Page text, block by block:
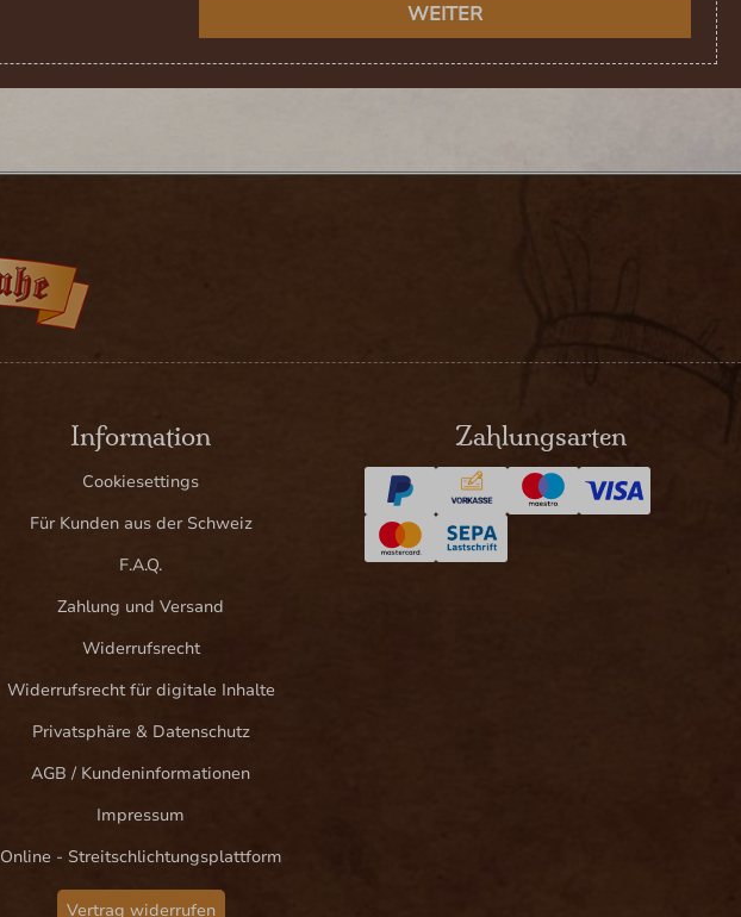
WEITER
Information
Cookiesettings
Für Kunden aus der Schweiz
F.A.Q.
Zahlung und Versand
Widerrufsrecht
Widerrufsrecht für digitale Inhalte
Privatsphäre & Datenschutz
AGB / Kundeninformationen
Impressum
Online - Streitschlichtungsplattform
Vertrag widerrufen
Zahlungsarten